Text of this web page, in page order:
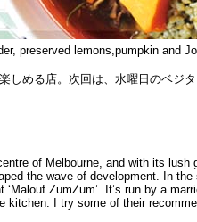
preserved lemons,pumpkin and
しめる店。次回は、水曜日のベジ
of Melbourne, and with its
the wave of development. In
‘Malouf ZumZum’. It’s run by a
kitchen. I try some of their